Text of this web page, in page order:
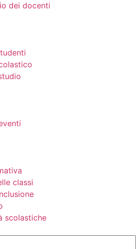
dei docenti
classi
scolastiche